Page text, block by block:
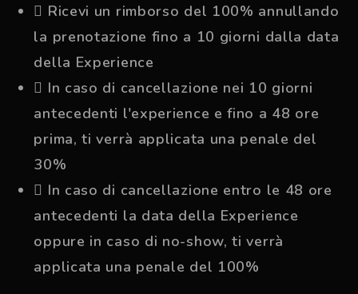
Ricevi un rimborso del 100% annullando
la prenotazione fino a 10 giorni dalla data
della Experience
In caso di cancellazione nei 10 giorni
antecedenti l'experience e fino a 48 ore
prima, ti verrà applicata una penale del
30%
In caso di cancellazione entro le 48 ore
antecedenti la data della Experience
oppure in caso di no-show, ti verrà
applicata una penale del 100%